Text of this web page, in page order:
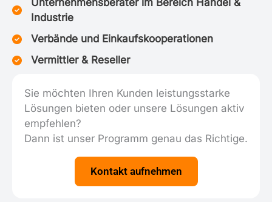
Unternehmensberater im Bereich Handel &
Industrie
Verbände und Einkaufskooperationen
Vermittler & Reseller
Sie möchten Ihren Kunden leistungsstarke
Lösungen bieten oder unsere Lösungen aktiv
empfehlen?
Dann ist unser Programm genau das Richtige.
Kontakt aufnehmen